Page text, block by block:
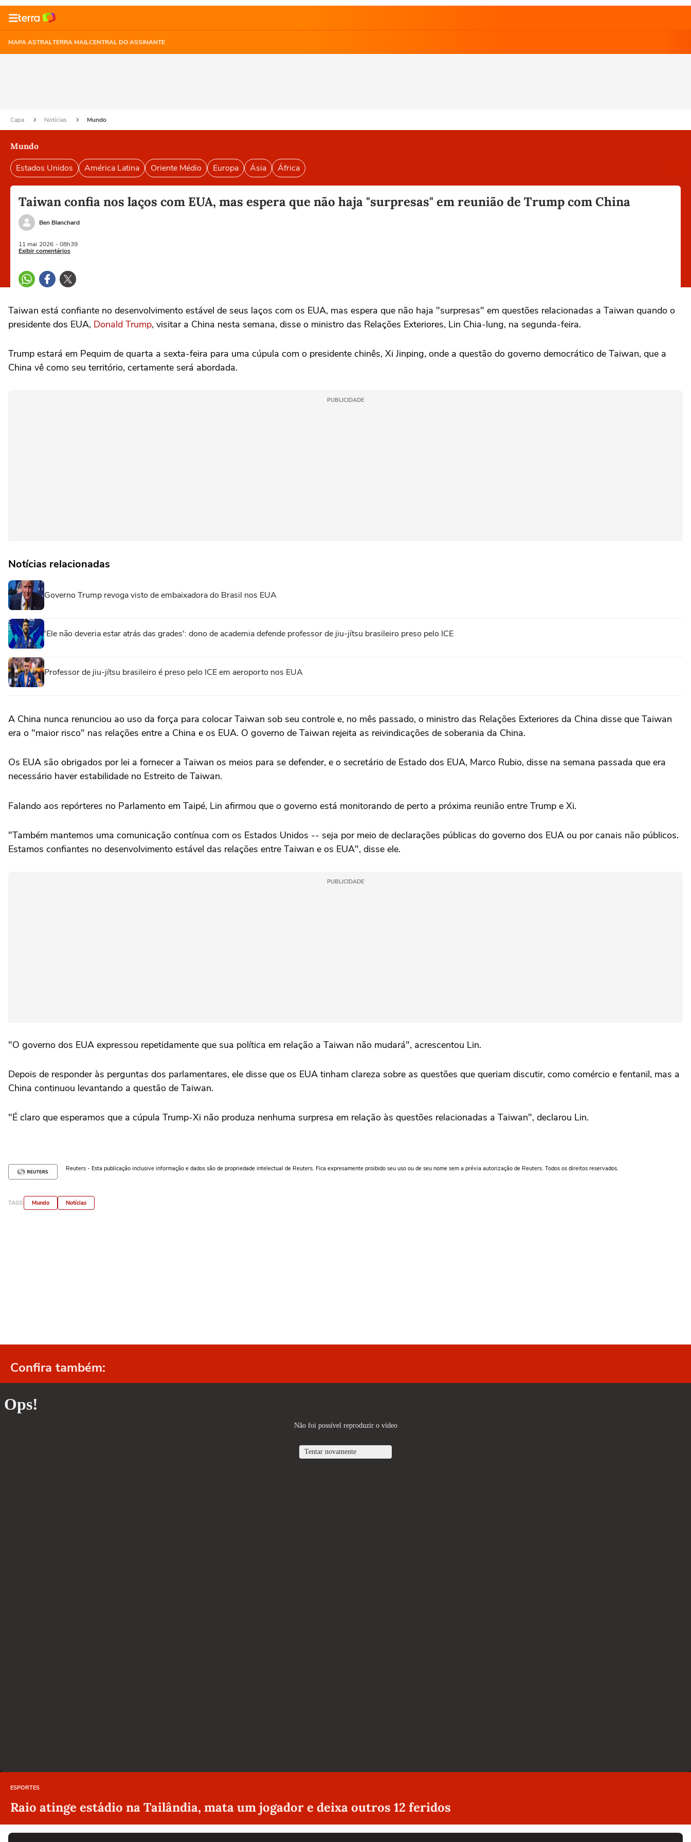
MAPA ASTRALTERRA MAILCENTRAL DO ASSINANTE
Capa Notícias Mundo
Mundo
Estados Unidos América Latina Oriente Médio Europa Ásia África
Taiwan confia nos laços com EUA, mas espera que não haja "surpresas" em reunião de Trump com China
Ben Blanchard
11 mai 2026 - 08h39
Exibir comentários
Taiwan está ‌confiante no desenvolvimento estável de seus laços com os EUA, mas espera que não haja "surpresas" em questões relacionadas a Taiwan quando o
presidente dos EUA, Donald Trump, visitar a China nesta semana, disse o ministro ⁠das Relações Exteriores, Lin Chia-lung, na segunda-feira.
Trump estará ‌em Pequim de quarta a sexta-feira para uma cúpula com o presidente chinês, Xi Jinping, onde a ‌questão do governo democrático de ‌Taiwan, que a
China vê como seu ⁠território, certamente será abordada.
PUBLICIDADE
Notícias relacionadas
Governo Trump revoga visto de embaixadora do Brasil nos EUA
'Ele não deveria estar atrás das grades': dono de academia defende professor de jiu-jítsu brasileiro preso pelo ICE
Professor de jiu-jítsu brasileiro é preso pelo ICE em aeroporto nos EUA
A China nunca renunciou ao uso da força para colocar Taiwan sob seu controle e, no mês passado, o ministro das Relações Exteriores da China disse que Taiwan
era o "maior risco" nas ‌relações entre a China e os EUA. O governo ‌de Taiwan rejeita ⁠as reivindicações ⁠de soberania da China.
Os EUA são obrigados por lei a fornecer ⁠a Taiwan os ‌meios para se defender, ‌e o secretário de Estado dos EUA, Marco Rubio, disse na semana passada que era
necessário haver estabilidade no Estreito de Taiwan.
Falando aos repórteres ⁠no Parlamento em Taipé, Lin afirmou que o governo está monitorando de perto a próxima reunião entre Trump e Xi.
"Também mantemos uma comunicação contínua com os Estados Unidos -- seja ‌por meio de declarações públicas do governo dos EUA ou por canais não públicos.
Estamos confiantes no ⁠desenvolvimento estável das relações entre Taiwan e os EUA", disse ele.
PUBLICIDADE
"O governo dos EUA expressou repetidamente que sua política em relação a Taiwan não mudará", acrescentou Lin.
Depois de responder às perguntas dos parlamentares, ele disse que os EUA tinham clareza sobre as questões que queriam discutir, como comércio e fentanil, mas a
China continuou levantando a questão de Taiwan.
"É claro que esperamos que a cúpula Trump-Xi não produza nenhuma surpresa em relação às questões relacionadas a Taiwan", declarou Lin.
Reuters - Esta publicação inclusive informação e dados são de propriedade intelectual de Reuters. Fica expresamente proibido seu uso ou de seu nome sem a prévia autorização de Reuters. Todos os direitos reservados.
TAGS Mundo Notícias
Confira também:
ESPORTES
Raio atinge estádio na Tailândia, mata um jogador e deixa outros 12 feridos